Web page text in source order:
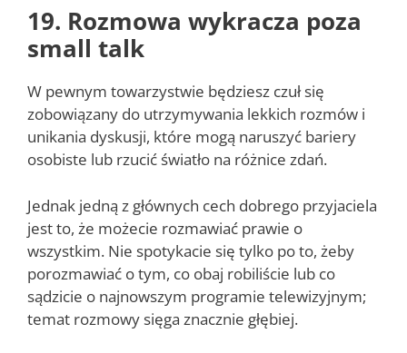
19. Rozmowa wykracza poza
small talk
W pewnym towarzystwie będziesz czuł się
zobowiązany do utrzymywania lekkich rozmów i
unikania dyskusji, które mogą naruszyć bariery
osobiste lub rzucić światło na różnice zdań.
Jednak jedną z głównych cech dobrego przyjaciela
jest to, że możecie rozmawiać prawie o
wszystkim. Nie spotykacie się tylko po to, żeby
porozmawiać o tym, co obaj robiliście lub co
sądzicie o najnowszym programie telewizyjnym;
temat rozmowy sięga znacznie głębiej.